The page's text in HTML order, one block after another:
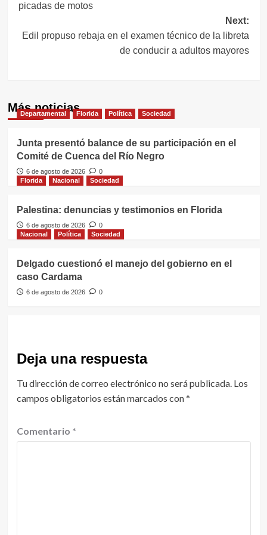
entradas
picadas de motos
Next:
Edil propuso rebaja en el examen técnico de la libreta
de conducir a adultos mayores
Más noticias
Departamental Florida Política Sociedad
Junta presentó balance de su participación en el
Comité de Cuenca del Río Negro
6 de agosto de 2026
0
Florida
Nacional Sociedad
Palestina: denuncias y testimonios en Florida
6 de agosto de 2026
0
Nacional
Política Sociedad
Delgado cuestionó el manejo del gobierno en el
caso Cardama
6 de agosto de 2026 0
Deja una respuesta
Tu dirección de correo electrónico no será publicada. Los
campos obligatorios están marcados con*
Comentario *